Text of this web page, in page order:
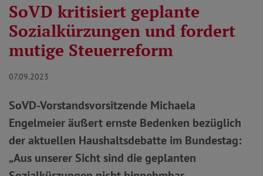
SoVD kritisiert geplante
Sozialkürzungen und fordert
mutige Steuerreform
07.09.2023
SoVD-Vorstandsvorsitzende Michaela
Engelmeier äußert ernste Bedenken bezüglich
der aktuellen Haushaltsdebatte im Bundestag:
„Aus unserer Sicht sind die geplanten